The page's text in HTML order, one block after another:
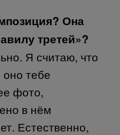
Она
третей»?
Я считаю, что
тебе
фото,
в нём
Естественно,